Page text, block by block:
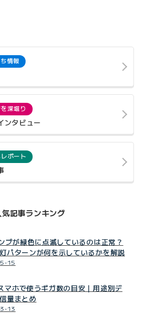
情報
深堀り
ンタビュー
ポート
気記事ランキング
プが緑色に点滅しているのは正常？
パターンが何を示しているかを解説
15
マホで使うギガ数の目安｜用途別デ
量まとめ
13